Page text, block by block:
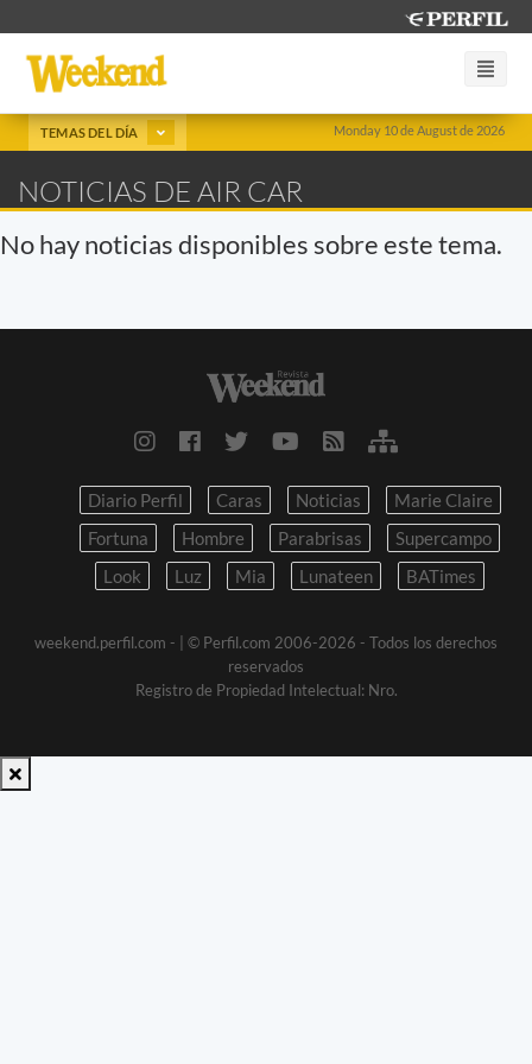
Monday 10 de August de 2026
TEMAS DEL DÍA
NOTICIAS DE AIR CAR
No hay noticias disponibles sobre este tema.
Diario Perfil Caras Noticias
Marie Claire
Fortuna
Hombre Parabrisas
Supercampo
Look
Luz Mia Lunateen BATimes
weekend.perfil.com -
| © Perfil.com 2006-2026 - Todos los derechos
reservados
Registro de Propiedad Intelectual: Nro.